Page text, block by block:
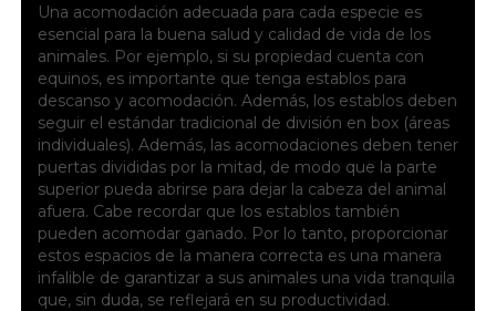
Una acomodación adecuada para cada especie es
esencial para la buena salud y calidad de vida de los
animales. Por ejemplo, si su propiedad cuenta con
equinos, es importante que tenga establos para
descanso y acomodación. Además, los establos deben
seguir el estándar tradicional de división en box (áreas
individuales). Además, las acomodaciones deben tener
puertas divididas por la mitad, de modo que la parte
superior pueda abrirse para dejar la cabeza del animal
afuera. Cabe recordar que los establos también
pueden acomodar ganado. Por lo tanto, proporcionar
estos espacios de la manera correcta es una manera
infalible de garantizar a sus animales una vida tranquila
que, sin duda, se reflejará en su productividad.